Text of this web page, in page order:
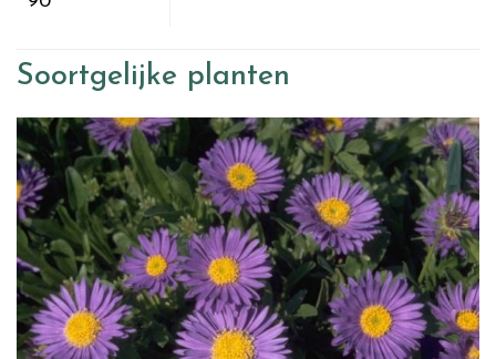
Soortgelijke planten